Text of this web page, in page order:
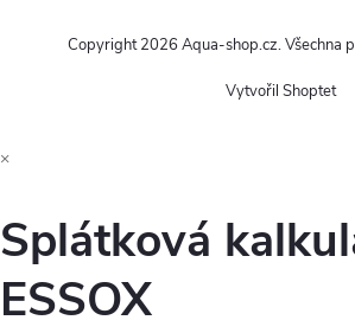
Vytvořil Shoptet
Copyright 2026 Aqua-shop.cz. Všechna
×
Splátková
ESSOX